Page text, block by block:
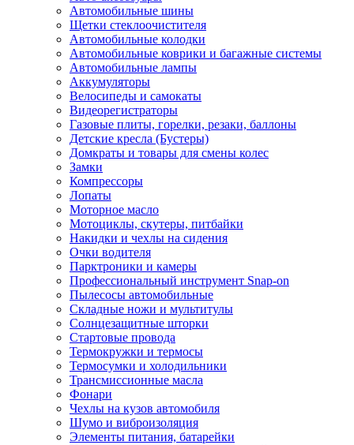
Автомобильные шины
Щетки стеклоочистителя
Автомобильные колодки
Автомобильные коврики и багажные системы
Автомобильные лампы
Аккумуляторы
Велосипеды и самокаты
Видеорегистраторы
Газовые плиты, горелки, резаки, баллоны
Детские кресла (Бустеры)
Домкраты и товары для смены колес
Замки
Компрессоры
Лопаты
Моторное масло
Мотоциклы, скутеры, питбайки
Накидки и чехлы на сидения
Очки водителя
Парктроники и камеры
Профессиональный инструмент Snap-on
Пылесосы автомобильные
Складные ножи и мультитулы
Солнцезащитные шторки
Стартовые провода
Термокружки и термосы
Термосумки и холодильники
Трансмиссионные масла
Фонари
Чехлы на кузов автомобиля
Шумо и виброизоляция
Элементы питания, батарейки